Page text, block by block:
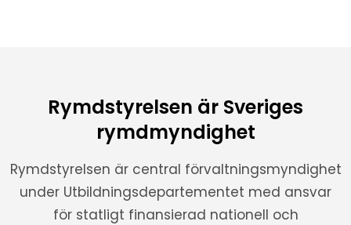
Rymdstyrelsen är Sveriges
rymdmyndighet
Rymdstyrelsen är central förvaltningsmyndighet
under Utbildningsdepartementet med ansvar
för statligt finansierad nationell och